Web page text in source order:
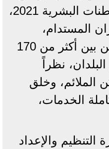
الأمم المتحدة للمستوطنات البشرية 2021،
المستدام،
بإجماع آراء اللجنة، ومن بين أكثر من 170
نظراً
الملائم، وخلق
الخدمات،
التنظيم والإعداد